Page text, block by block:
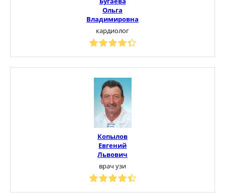
Ольга
Владимировна
кардиолог
Копылов
Евгений
Львович
врач узи